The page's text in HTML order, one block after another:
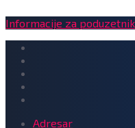
Informacije za
Adresar